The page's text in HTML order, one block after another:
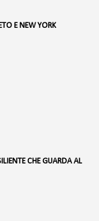
E NEW YORK
CHE GUARDA AL